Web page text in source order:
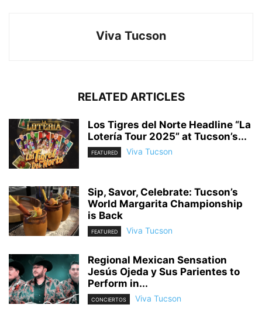
Viva Tucson
RELATED ARTICLES
Los Tigres del Norte Headline “La
Lotería Tour 2025” at Tucson’s...
FEATURED Viva Tucson
Sip, Savor, Celebrate: Tucson’s
World Margarita Championship
is Back
FEATURED Viva Tucson
Regional Mexican Sensation
Jesús Ojeda y Sus Parientes to
Perform in...
CONCIERTOS Viva Tucson